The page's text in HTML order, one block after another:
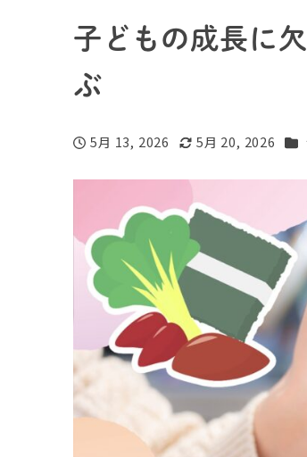
子どもの成長に
ぶ
投稿日
5月 13, 2026
更新日
5月 20, 2026 カ